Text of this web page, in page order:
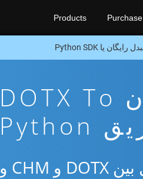
Products Purchase
برنامه تبدیل آنلاین رایگان DOTX To
از برنامه رایگان آنلاین یا Python SDK برای تبدیل بین DOTX و CHM و